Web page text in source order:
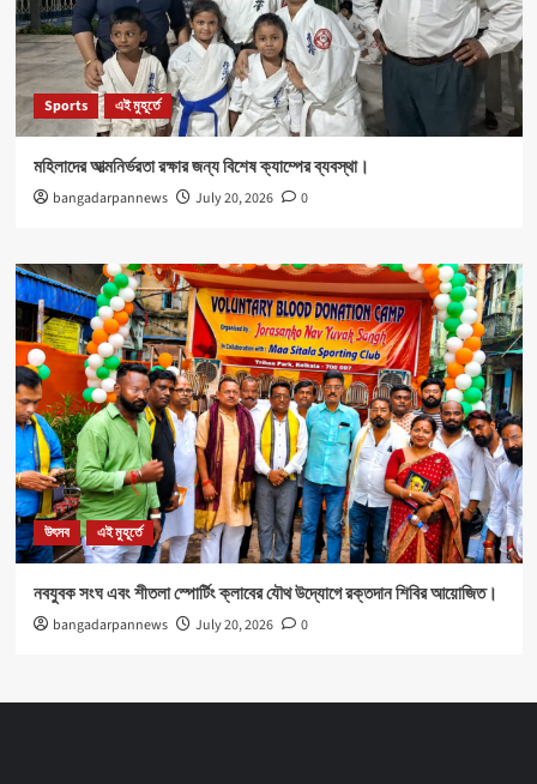
Sports এই মুহূর্তে
মহিলাদের আত্মনির্ভরতা রক্ষার জন্য বিশেষ ক্যাম্পের ব্যবস্থা।
bangadarpannews July 20, 2026 0
উৎসব এই মুহূর্তে
নবযুবক সংঘ এবং শীতলা স্পোর্টিং ক্লাবের যৌথ উদ্যোগে রক্তদান শিবির আয়োজিত।
bangadarpannews July 20, 2026 0